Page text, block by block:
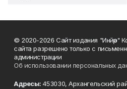
© 2020-2026 Сайт издания "Инйәр"
сайта разрешено только с
администрации
Об использовании персональных
Адресы: 453030, Архангельский